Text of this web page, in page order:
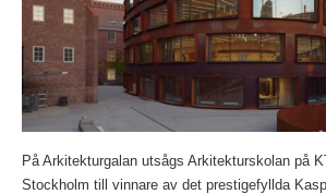
På Arkitekturgalan utsågs Arkitekturskolan på
Stockholm till vinnare av det prestigefyllda